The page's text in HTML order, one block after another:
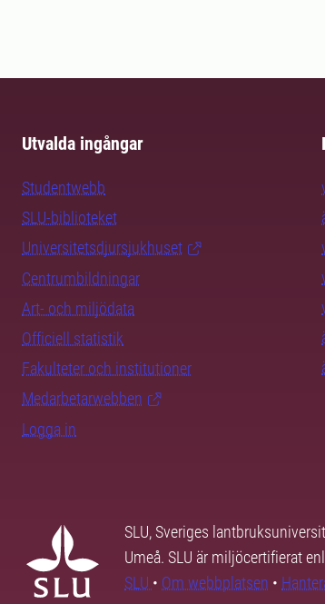
Utvalda ingångar
Studentwebb
SLU-biblioteket
Universitetsdjursjukhuset
Centrumbildningar
Art- och miljödata
Officiell statistik
Fakulteter och institutioner
Medarbetarwebben
Logga in
SLU, Sveriges
Umeå. SLU är miljöcertifierat
SLU • Om webbplatsen •